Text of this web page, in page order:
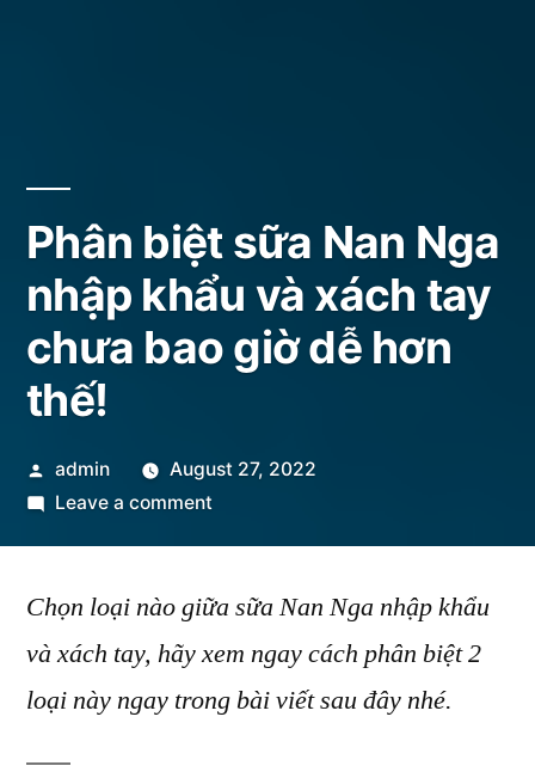
Phân biệt sữa Nan Nga
nhập khẩu và xách tay
chưa bao giờ dễ hơn
thế!
Posted
by
admin
August 27, 2022
Leave a commenton
sữa
Nga
nhập
Chọn loại nào giữa sữa Nan Nga nhập khẩu
và xách tay, hãy xem ngay cách phân biệt 2
loại này ngay trong bài viết sau đây nhé.